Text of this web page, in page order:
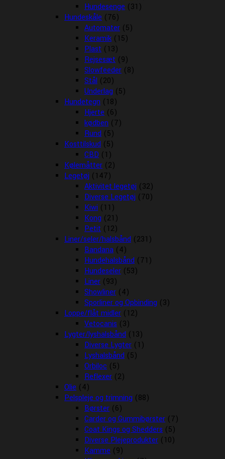
Hundesenge (31)
Hundeskåle (76)
Automater (5)
Keramik (15)
Plast (13)
Rejsesæt (9)
Slowfeeder (8)
Stål (20)
Underlag (5)
Hundetegn (18)
Hjerte (6)
kødben (7)
Rund (5)
Kosttilskud (5)
CBD (1)
Kølemåtter (2)
Legetøj (147)
Aktivitet legetøj (32)
Diverse Legetøj (70)
Kiwi (11)
Kong (21)
Petit (12)
Liner/seler/halsbånd (231)
Bandana (4)
Hundehalsbånd (71)
Hundeseler (53)
Liner (93)
Showliner (4)
Sporliner og Opbinding (3)
Loppe/flåt midler (12)
Vetocanis (3)
Lygter/lyshalsbånd (13)
Diverse Lygter (1)
Lyshalsbånd (5)
Orbiloc (5)
Reflexer (2)
Olie (4)
Pelspleje og trimning (88)
Børster (6)
Carder og Gummibørster (7)
Coat Kings og Shedders (5)
Diverse Plejeprodukter (10)
Kamme (9)